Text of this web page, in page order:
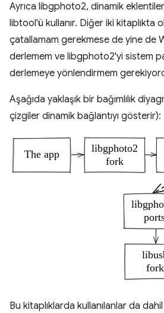
Ayrıca libgphoto2, dinamik
libtool'ü kullanır. Diğer iki kitaplıkta
çatallamam gerekmese de yine de
derlemem ve libgphoto2'yi sistem
derlemeye yönlendirmem
Aşağıda yaklaşık bir bağımlılık
çizgiler dinamik bağlantıyı gösterir):
Bu kitaplıklarda kullanılanlar da